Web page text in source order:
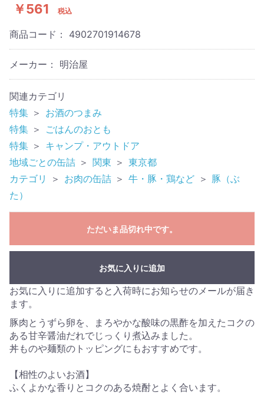
￥561 税込
商品コード： 4902701914678
メーカー： 明治屋
関連カテゴリ
特集 ＞ お酒のつまみ
特集 ＞
ごはんのおとも
特集 ＞ キャンプ・アウトドア
地域ごとの缶詰 ＞ 関東 ＞ 東京都
カテゴリ
＞ お肉の缶詰 ＞ 牛・豚・鶏など ＞ 豚（ぶ
た）
ただいま品切れ中です。
お気に入りに追加
お気に入りに追加すると入荷時にお知らせのメールが届き
ます。
豚肉とうずら卵を、まろやかな酸味の黒酢を加えたコクの
ある甘辛醤油だれでじっくり煮込みました。
丼ものや麺類のトッピングにもおすすめです。
【相性のよいお酒】
ふくよかな香りとコクのある焼酎とよく合います。